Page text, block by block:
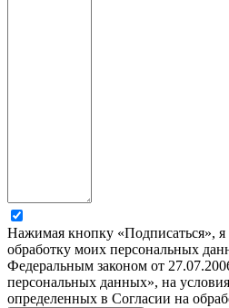
Нажимая кнопку «Подписаться», я
обработку моих персональных
Федеральным законом от
персональных данных», на
определенных в Согласии на